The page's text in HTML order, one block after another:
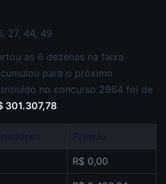
27, 44, 49
as 6 dezenas na faixa
para o próximo
no concurso 2964 foi de
301.307,78.
R$ 0,00